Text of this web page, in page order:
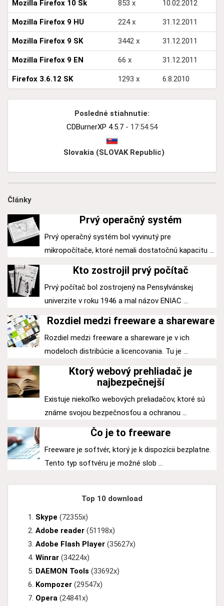
Mozilla Firefox 10 Sk 853 x 10.02.2012
Mozilla Firefox 9 HU 224 x 31.12.2011
Mozilla Firefox 9 SK 3442 x 31.12.2011
Mozilla Firefox 9 EN 66 x 31.12.2011
Firefox 3.6.12 SK 1293 x 6.8.2010
Posledné stiahnutie:
CDBurnerXP 4.5.7 - 17:54:54
Slovakia (SLOVAK Republic)
Články
Prvý operačný systém
Prvý operačný systém bol vyvinutý pre
mikropočítače, ktoré nemali dostatočnú kapacitu ...
Kto zostrojil prvý počítač
Prvý počítač bol zostrojený na Pensylvánskej
univerzite v roku 1946 a mal názov ENIAC ...
Rozdiel medzi freeware a shareware
Rozdiel medzi freeware a shareware je v ich
modeloch distribúcie a licencovania. Tu je ...
Ktorý webový prehliadač je
najbezpečnejší
Existuje niekoľko webových preliadačov, ktoré sú
známe svojou bezpečnosťou a ochranou ...
Čo je to freeware
Freeware je softvér, ktorý je k dispozícii bezplatne.
Tento typ softvéru je možné slob ...
Top 10 download
Skype (72355x)
Adobe reader (51198x)
Adobe Flash Player (35627x)
Winrar (34224x)
DAEMON Tools (33692x)
Kompozer (29547x)
Opera (24841x)